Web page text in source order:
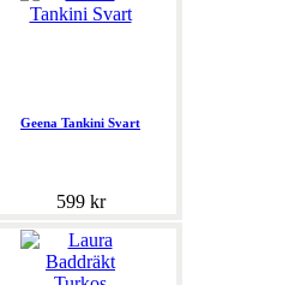
Geena Tankini Svart
599 kr